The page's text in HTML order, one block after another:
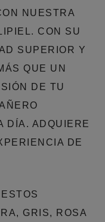
NUESTRA
CON SU
SUPERIOR Y
QUE UN
DE TU
DÍA. ADQUIERE
DE
GRIS, ROSA